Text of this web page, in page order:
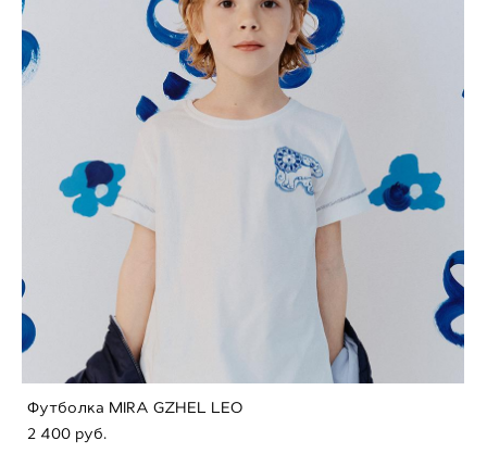
Футболка MIRA GZHEL LEO
2 400 pуб.